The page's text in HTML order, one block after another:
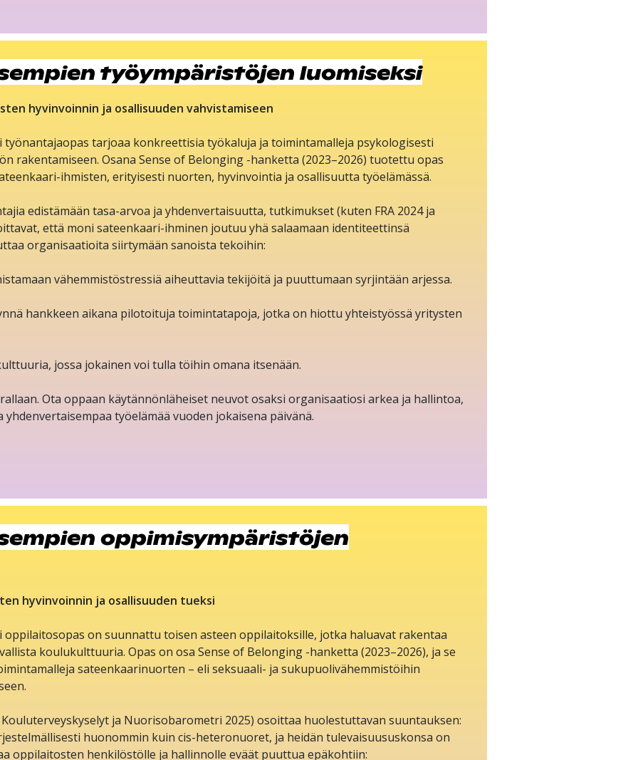
työympäristöjen luomiseksi
hyvinvoinnin ja osallisuuden vahvistamiseen
työnantajaopas tarjoaa konkreettisia työkaluja ja toimintamalleja psykologisesti
rakentamiseen. Osana Sense of Belonging -hanketta (2023–2026) tuotettu opas
ihmisten, erityisesti nuorten, hyvinvointia ja osallisuutta työelämässä.
edistämään tasa-arvoa ja yhdenvertaisuutta, tutkimukset (kuten FRA 2024 ja
että moni sateenkaari-ihminen joutuu yhä salaamaan identiteettinsä
organisaatioita siirtymään sanoista tekoihin:
vähemmistöstressiä aiheuttavia tekijöitä ja puuttumaan syrjintään arjessa.
hankkeen aikana pilotoituja toimintatapoja, jotka on hiottu yhteistyössä yritysten
jossa jokainen voi tulla töihin omana itsenään.
Ota oppaan käytännönläheiset neuvot osaksi organisaatiosi arkea ja hallintoa,
työelämää vuoden jokaisena päivänä.
oppimisympäristöjen
hyvinvoinnin ja osallisuuden tueksi
oppilaitosopas on suunnattu toisen asteen oppilaitoksille, jotka haluavat rakentaa
koulukulttuuria. Opas on osa Sense of Belonging -hanketta (2023–2026), ja se
sateenkaarinuorten – eli seksuaali- ja sukupuolivähemmistöihin
ja Nuorisobarometri 2025) osoittaa huolestuttavan suuntauksen:
huonommin kuin cis-heteronuoret, ja heidän tulevaisuususkonsa on
oppilaitosten henkilöstölle ja hallinnolle eväät puuttua epäkohtiin: